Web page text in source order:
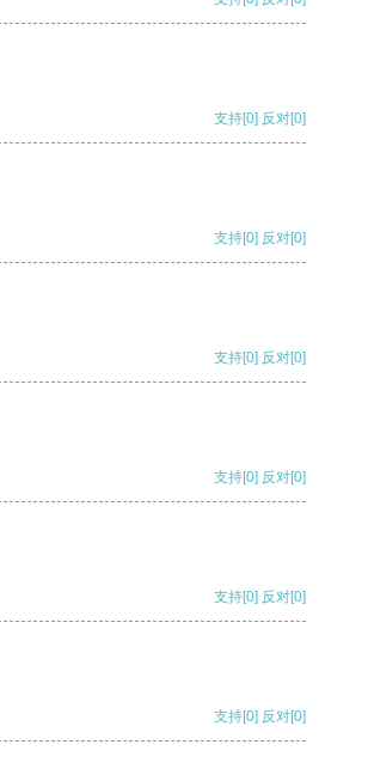
支持[0] 反对[0]
支持[0] 反对[0]
支持[0] 反对[0]
支持[0] 反对[0]
支持[0] 反对[0]
支持[0] 反对[0]